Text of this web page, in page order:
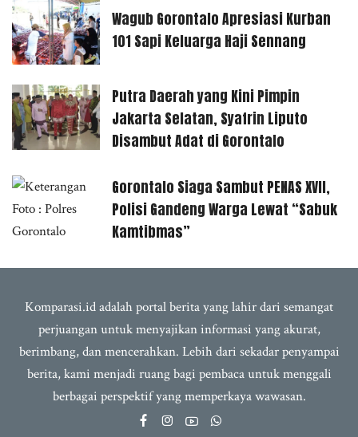
Wagub Gorontalo Apresiasi Kurban
101 Sapi Keluarga Haji Sennang
Putra Daerah yang Kini Pimpin
Jakarta Selatan, Syafrin Liputo
Disambut Adat di Gorontalo
Gorontalo Siaga Sambut PENAS XVII,
Polisi Gandeng Warga Lewat “Sabuk
Kamtibmas”
Komparasi.id adalah portal berita yang lahir dari semangat
perjuangan untuk menyajikan informasi yang akurat,
berimbang, dan mencerahkan. Lebih dari sekadar penyampai
berita, kami menjadi ruang bagi pembaca untuk menggali
berbagai perspektif yang memperkaya wawasan.